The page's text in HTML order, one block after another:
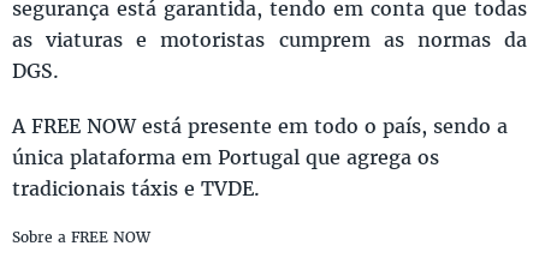
segurança está garantida, tendo em conta que todas
as viaturas e motoristas cumprem as normas da
DGS.
A FREE NOW está presente em todo o país, sendo a
única plataforma em Portugal que agrega os
tradicionais táxis e TVDE.
Sobre a FREE NOW